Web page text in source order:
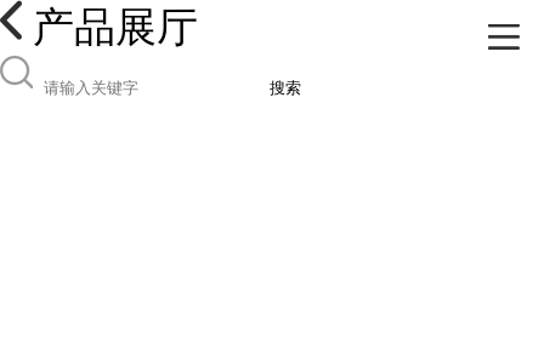
产品展厅
搜索